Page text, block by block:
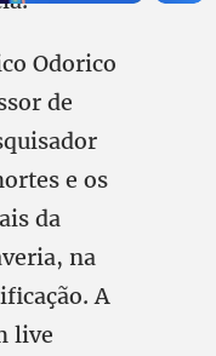
Odorico
de
e os
da
na
A
live